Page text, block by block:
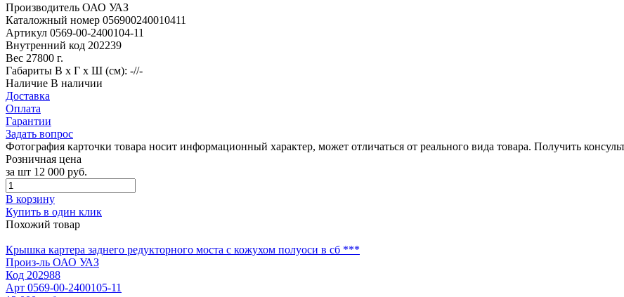
Производитель ОАО УАЗ
Каталожный номер 056900240010411
Артикул 0569-00-2400104-11
Внутренний код 202239
Вес 27800 г.
Габариты В х Г х Ш (см): -//-
Наличие В наличии
Доставка
Оплата
Гарантии
Задать вопрос
Фотография карточки товара носит информационный характер, может отличаться от реального вида товара. Получить
Розничная цена
за шт 12 000 руб.
В корзину
Купить в один клик
Похожий товар
Крышка картера заднего редукторного моста с кожухом полуоси в сб ***
Произ-ль ОАО УАЗ
Код 202988
Арт 0569-00-2400105-11